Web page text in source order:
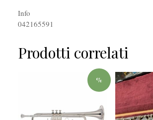
Info
042165591
Prodotti correlati
%